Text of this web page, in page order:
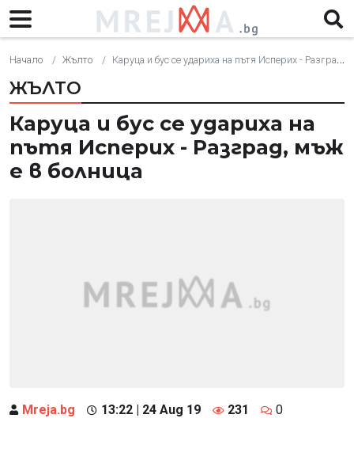
Начало Жълто Каруца и бус се удариха на пътя Исперих - Разград, мъж е в болница
ЖЪЛТО
Каруца и бус се удариха на
пътя Исперих - Разград, мъж
е в болница
Mreja.bg 13:22 | 24 Aug 19 231 0